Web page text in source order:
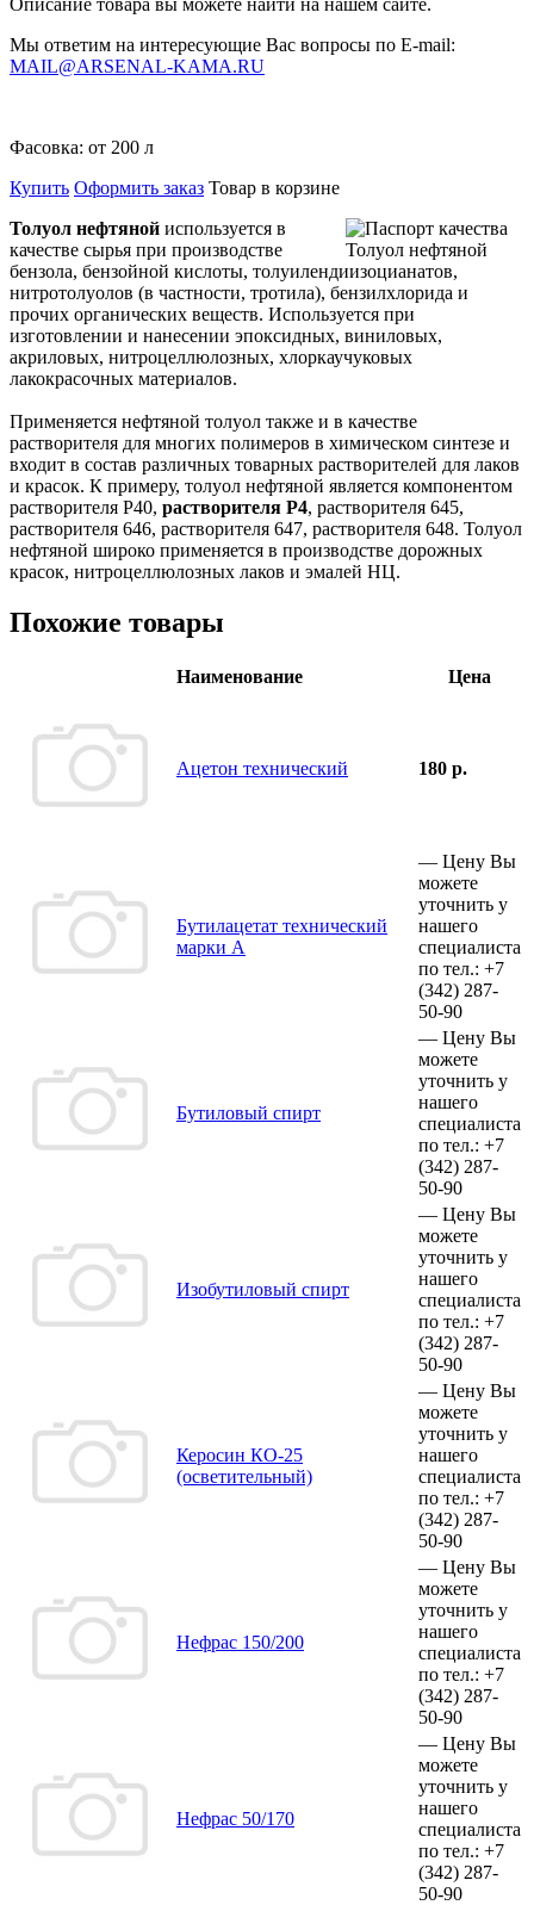
Мы ответим на интересующие Вас вопросы по E-mail:
MAIL@ARSENAL-KAMA.RU
Фасовка: от 200 л
Купить Оформить заказ Товар в корзине
Толуол нефтяной используется в
качестве сырья при производстве
бензола, бензойной кислоты, толуилендиизоцианатов,
нитротолуолов (в частности, тротила), бензилхлорида и
прочих органических веществ. Используется при
изготовлении и нанесении эпоксидных, виниловых,
акриловых, нитроцеллюлозных, хлоркаучуковых
лакокрасочных материалов.
Применяется нефтяной толуол также и в качестве
растворителя для многих полимеров в химическом синтезе и
входит в состав различных товарных растворителей для лаков
и красок. К примеру, толуол нефтяной является компонентом
растворителя Р40, растворителя Р4, растворителя 645,
растворителя 646, растворителя 647, растворителя 648. Толуол
нефтяной широко применяется в производстве дорожных
красок, нитроцеллюлозных лаков и эмалей НЦ.
Похожие товары
Наименование Цена
Ацетон технический 180 р.
Бутилацетат технический
марки А
— Цену Вы
можете
уточнить у
нашего
специалиста
по тел.: +7
(342) 287-
50-90
Бутиловый спирт
— Цену Вы
можете
уточнить у
нашего
специалиста
по тел.: +7
(342) 287-
50-90
Изобутиловый спирт
— Цену Вы
можете
уточнить у
нашего
специалиста
по тел.: +7
(342) 287-
50-90
Керосин КО-25
(осветительный)
— Цену Вы
можете
уточнить у
нашего
специалиста
по тел.: +7
(342) 287-
50-90
Нефрас 150/200
— Цену Вы
можете
уточнить у
нашего
специалиста
по тел.: +7
(342) 287-
50-90
Нефрас 50/170
— Цену Вы
можете
уточнить у
нашего
специалиста
по тел.: +7
(342) 287-
50-90